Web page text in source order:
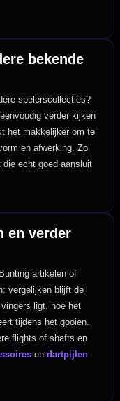
bekende
spelerscollecties?
verder kijken
het makkelijker om te
en afwerking. Zo
echt goed aansluit
en verder
artikelen of
vergelijken blijft de
ligt, hoe het
tijdens het gooien.
flights of shafts en
endartpijlen